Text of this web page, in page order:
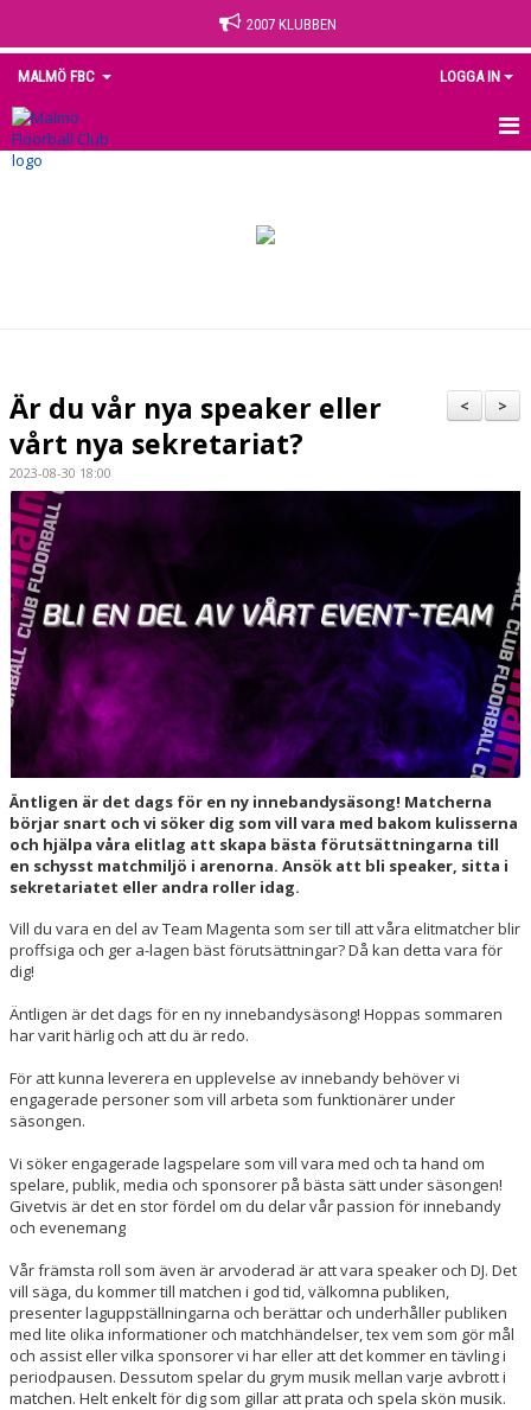
2007 KLUBBEN
MALMÖ FBC LOGGA IN
HEM
MEDLEM
MATCHER
HALL OF FAME
>
<
Är du vår nya speaker eller
vårt nya sekretariat?
2023-08-30 18:00
Äntligen är det dags för en ny innebandysäsong! Matcherna
börjar snart och vi söker dig som vill vara med bakom kulisserna
och hjälpa våra elitlag att skapa bästa förutsättningarna till
en schysst matchmiljö i arenorna. Ansök att bli speaker, sitta i
sekretariatet eller andra roller idag.
Vill du vara en del av Team Magenta som ser till att våra elitmatcher blir
proffsiga och ger a-lagen bäst förutsättningar? Då kan detta vara för
dig!
Äntligen är det dags för en ny innebandysäsong! Hoppas sommaren
har varit härlig och att du är redo.
För att kunna leverera en upplevelse av innebandy behöver vi
engagerade personer som vill arbeta som funktionärer under
säsongen.
Vi söker engagerade lagspelare som vill vara med och ta hand om
spelare, publik, media och sponsorer på bästa sätt under säsongen!
Givetvis är det en stor fördel om du delar vår passion för innebandy
och evenemang
Vår främsta roll som även är arvoderad är att vara speaker och DJ. Det
vill säga, du kommer till matchen i god tid, välkomna publiken,
presenter laguppställningarna och berättar och underhåller publiken
med lite olika informationer och matchhändelser, tex vem som gör mål
och assist eller vilka sponsorer vi har eller att det kommer en tävling i
periodpausen. Dessutom spelar du grym musik mellan varje avbrott i
matchen. Helt enkelt för dig som gillar att prata och spela skön musik.